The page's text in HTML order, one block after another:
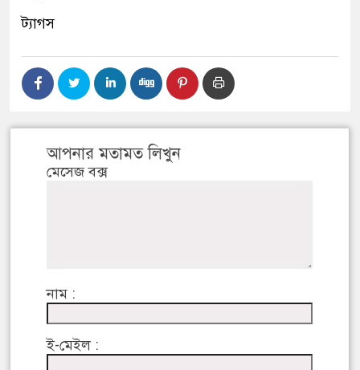
ট্যাগস
আপনার মতামত লিখুন
মেসেজ বক্স
নাম :
ই-মেইল :